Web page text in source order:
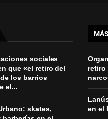
sociales
que «el retiro del
los barrios
el...
skates,
retiro
en el